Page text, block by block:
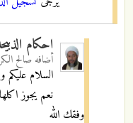
احكام
أضافهصالح
السلام عليكم
نعم يجوز
وفقك الله